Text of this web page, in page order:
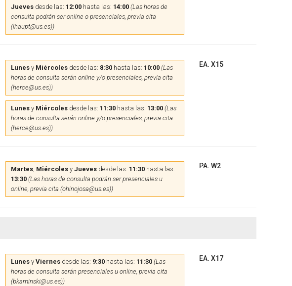
Juevesdesde las: 12:00hasta las: 14:00 (Las horas de
consulta podrán ser online o presenciales, previa cita
(lhaupt@us.es))
Lunesy Miércolesdesde las: 8:30hasta las: 10:00 (Las
horas de consulta serán online y/o presenciales, previa cita
(herce@us.es))
Lunesy Miércolesdesde las: 11:30hasta las: 13:00 (Las
horas de consulta serán online y/o presenciales, previa cita
(herce@us.es))
EA. X15
Martes, Miércolesy Juevesdesde las: 11:30hasta las:
13:30 (Las horas de consulta podrán ser presenciales u
online, previa cita (ohinojosa@us.es))
PA. W2
Lunesy Viernesdesde las: 9:30hasta las: 11:30 (Las
horas de consulta serán presenciales u online, previa cita
(bkaminski@us.es))
EA. X17